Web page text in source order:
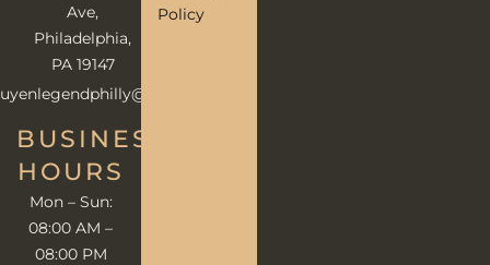
Ave,
Philadelphia,
PA 19147
BUSINESS
HOURS
Mon – Sun:
08:00 AM –
08:00 PM
Policy